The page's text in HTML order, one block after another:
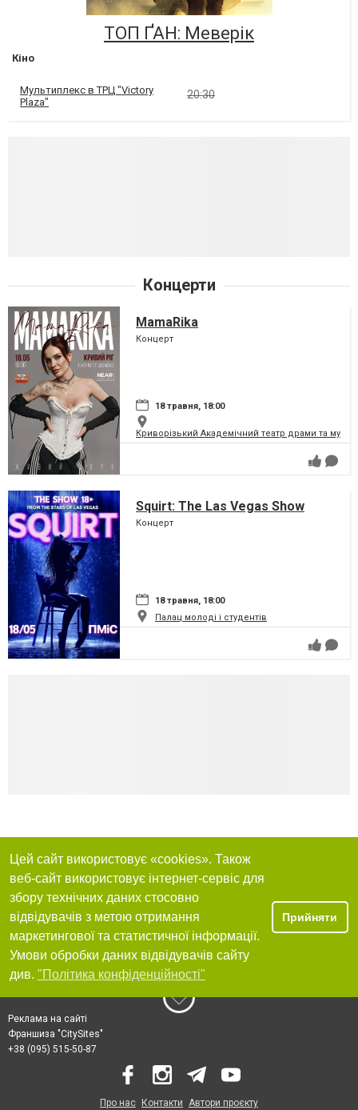
ТОП ҐАН: Меверік
Кіно
Мультиплекс в ТРЦ "Victory
Plaza"
20:30
Концерти
MamaRika
Концерт
18 травня, 18:00
Криворізький Академічний театр драми та
Squirt: The Las Vegas Show
Концерт
18 травня, 18:00
Палац молоді і студентів
Цей сайт використовує «cookies». Також
веб-сайт використовує інтернет-сервіс для
збору технічних даних стосовно
відвідувачів з метою отримання
маркетингової та статистичної інформації.
Умови обробки даних відвідувачів сайту
див. "Політика конфіденційності"
Прийняти
Реклама на сайті
Франшиза "CitySites"
+38 (095) 515-50-87
Про нас Контакти Автори проєкту